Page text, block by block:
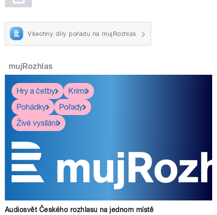
Všechny díly pořadu na mujRozhlas
mujRozhlas
Hry a četby
Krimi
Pohádky
Pořady
Živé vysílání
Audiosvět Českého rozhlasu na jednom místě